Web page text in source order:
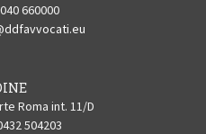
660000
Roma int. 11/D
504203